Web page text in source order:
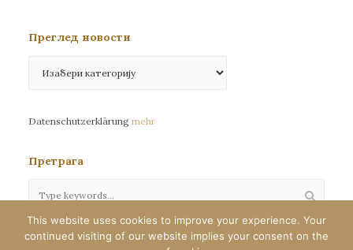
Преглед новости
новости
Datenschutzerklärung mehr
Претрага
Сва права задржана©eparhija-nemacka.com
This website uses cookies to improve your experience. Your
continued visiting of our website implies your consent on the